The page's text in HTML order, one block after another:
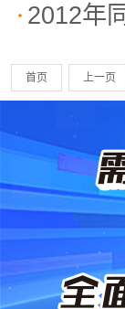
2012年
首页 上一页